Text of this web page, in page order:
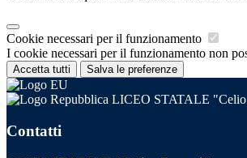
Cookie necessari per il funzionamento
I cookie necessari per il funzionamento non
Accetta tutti Salva le preferenze
LICEO STATALE
Contatti